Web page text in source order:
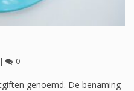
| 0
genoemd. De benaming